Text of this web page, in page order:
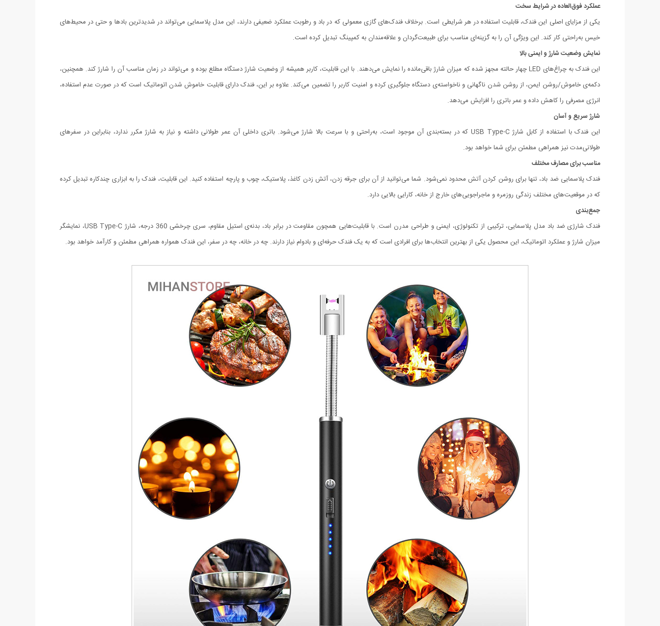
عملکرد فوق‌العاده در شرایط سخت
یکی از مزایای اصلی این فندک، قابلیت استفاده در هر شرایطی است. برخلاف فندک‌های گازی معمولی که در باد و رطوبت عملکرد ضعیفی دارند، این مدل پلاسمایی می‌تواند در شدیدترین بادها و حتی در محیط‌های
خیس به‌راحتی کار کند. این ویژگی آن را به گزینه‌ای مناسب برای طبیعت‌گردان و علاقه‌مندان به کمپینگ تبدیل کرده است.
نمایش وضعیت شارژ و ایمنی بالا
این فندک به چراغ‌های LED چهار حالته مجهز شده که میزان شارژ باقی‌مانده را نمایش می‌دهند. با این قابلیت، کاربر همیشه از وضعیت شارژ دستگاه مطلع بوده و می‌تواند در زمان مناسب آن را شارژ کند. همچنین،
دکمه‌ی خاموش/روشن ایمن، از روشن شدن ناگهانی و ناخواسته‌ی دستگاه جلوگیری کرده و امنیت کاربر را تضمین می‌کند. علاوه بر این، فندک دارای قابلیت خاموش شدن اتوماتیک است که در صورت عدم استفاده،
انرژی مصرفی را کاهش داده و عمر باتری را افزایش می‌دهد.
شارژ سریع و آسان
این فندک با استفاده از کابل شارژ USB Type-C که در بسته‌بندی آن موجود است، به‌راحتی و با سرعت بالا شارژ می‌شود. باتری داخلی آن عمر طولانی داشته و نیاز به شارژ مکرر ندارد، بنابراین در سفرهای
طولانی‌مدت نیز همراهی مطمئن برای شما خواهد بود.
مناسب برای مصارف مختلف
فندک پلاسمایی ضد باد، تنها برای روشن کردن آتش محدود نمی‌شود. شما می‌توانید از آن برای جرقه زدن، آتش زدن کاغذ، پلاستیک، چوب و پارچه استفاده کنید. این قابلیت، فندک را به ابزاری چندکاره تبدیل کرده
که در موقعیت‌های مختلف زندگی روزمره و ماجراجویی‌های خارج از خانه، کارایی بالایی دارد.
جمع‌بندی
فندک شارژی ضد باد مدل پلاسمایی، ترکیبی از تکنولوژی، ایمنی و طراحی مدرن است. با قابلیت‌هایی همچون مقاومت در برابر باد، بدنه‌ی استیل مقاوم، سری چرخشی 360 درجه، شارژ USB Type-C، نمایشگر
میزان شارژ و عملکرد اتوماتیک، این محصول یکی از بهترین انتخاب‌ها برای افرادی است که به یک فندک حرفه‌ای و بادوام نیاز دارند. چه در خانه، چه در سفر، این فندک همواره همراهی مطمئن و کارآمد خواهد بود.